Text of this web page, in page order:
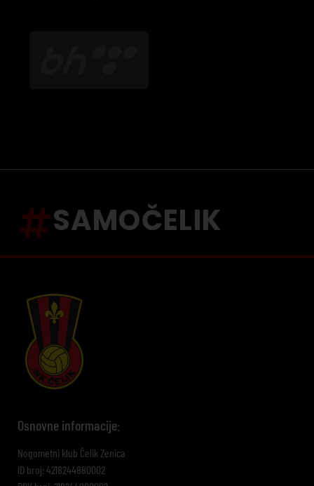
SAMOČELIK
Osnovne informacije:
Nogometni klub Čelik Zenica
ID broj: 4218244880002